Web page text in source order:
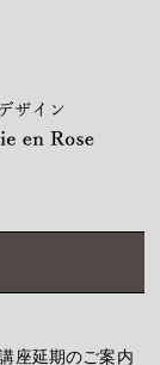
座延期のご案内